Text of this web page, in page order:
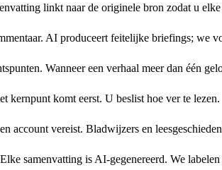
linkt naar de originele bron zodat u
AI produceert feitelijke briefings; we
Wanneer een verhaal meer dan één
kernpunt komt eerst. U beslist hoe ver te lezen.
account vereist. Bladwijzers en
samenvatting is AI-gegenereerd. We labelen